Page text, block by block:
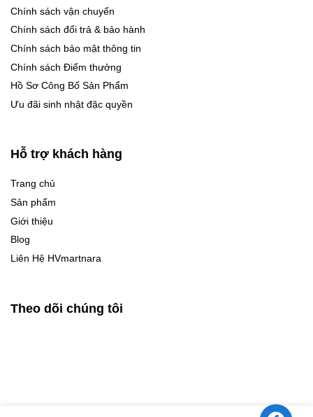
Chính sách vận chuyển
Chính sách đổi trả & bảo hành
Chính sách bảo mật thông tin
Chính sách Điểm thưởng
Hồ Sơ Công Bố Sản Phẩm
Ưu đãi sinh nhật đặc quyền
Hỗ trợ khách hàng
Trang chủ
Sản phẩm
Giới thiệu
Blog
Liên Hệ HVmartnara
Theo dõi chúng tôi